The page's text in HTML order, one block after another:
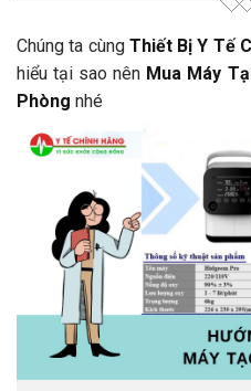
Chúng ta cùng Thiết Bị Y Tế
hiểu tại sao nên Mua Máy
Phòng nhé